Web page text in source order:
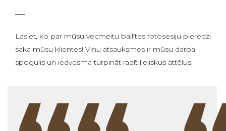
Lasiet, ko par mūsu vecmeitu ballītes fotosesiju pieredzi
saka mūsu klientes! Viņu atsauksmes ir mūsu darba
spogulis un iedvesma turpināt radīt lieliskus attēlus.